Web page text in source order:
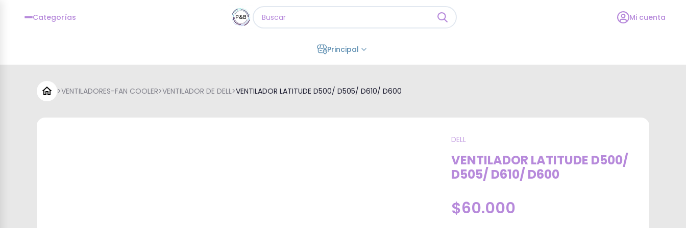
Categorías Mi cuenta
Principal
>VENTILADORES-FAN COOLER>VENTILADOR DE DELL>VENTILADOR LATITUDE D500/ D505/ D610/ D600
DELL
VENTILADOR LATITUDE D500/
D505/ D610/ D600
$60.000